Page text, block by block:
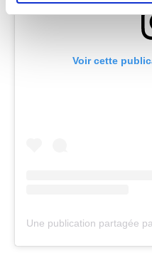
Voir cette